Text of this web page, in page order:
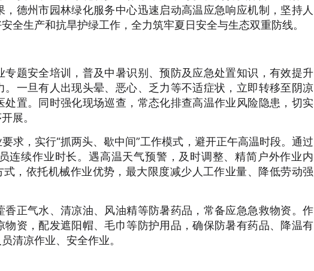
德州市园林绿化服务中心迅速启动高温应急响应机制，坚持人
全生产和抗旱护绿工作，全力筑牢夏日安全与生态双重防线。
题安全培训，普及中暑识别、预防及应急处置知识，有效提升
一旦有人出现头晕、恶心、乏力等不适症状，立即转移至阴凉
置。同时强化现场巡查，常态化排查高温作业风险隐患，切实
展。
求，实行“抓两头、歇中间”工作模式，避开正午高温时段。通过
连续作业时长。遇高温天气预警，及时调整、精简户外作业内
，依托机械作业优势，最大限度减少人工作业量、降低劳动强
正气水、清凉油、风油精等防暑药品，常备应急急救物资。作
资，配发遮阳帽、毛巾等防护用品，确保防暑有药品、降温有
清凉作业、安全作业。